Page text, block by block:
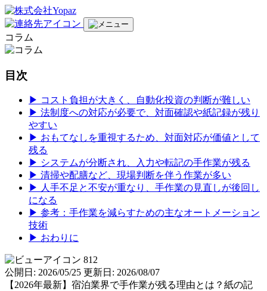
コラム
目次
▶︎ コスト負担が大きく、自動化投資の判断が難しい
▶︎ 法制度への対応が必要で、対面確認や紙記録が残り
やすい
▶︎ おもてなしを重視するため、対面対応が価値として
残る
▶︎ システムが分断され、入力や転記の手作業が残る
▶︎ 清掃や配膳など、現場判断を伴う作業が多い
▶︎ 人手不足と不安が重なり、手作業の見直しが後回し
になる
▶︎ 参考：手作業を減らすための主なオートメーション
技術
▶︎ おわりに
812
公開日: 2026/05/25 更新日: 2026/08/07
【2026年最新】宿泊業界で手作業が残る理由とは？紙の記